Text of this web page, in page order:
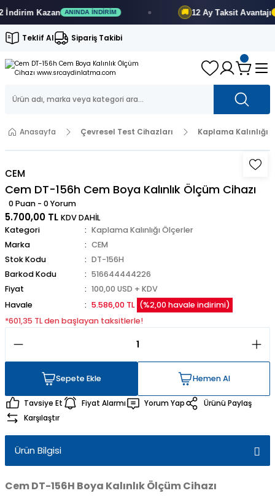
ANINDA İNDIRIM 12 Ay Taksit Avantajı FIRSATI
Teklif Al Sipariş Takibi
Anasayfa Çevresel Test Cihazları Kaplama Kalınlığı
CEM
Cem DT-156h Cem Boya Kalınlık Ölçüm Cihazı
0 Puan - 0 Yorum
5.700,00 TL KDV DAHİL
Kategori
Kaplama Kalınlığı Ölçerler
Marka
CEM
Stok Kodu
DT-156H
Barkod Kodu
516644444226
Fiyat
100,00 USD + KDV
Havale
5.586,00 TL (%2,00 havale indirimi)
*601,35 TL den başlayan taksitlerle!
Sepete Ekle
Hemen Al
Hemen Al
Tavsiye Et Fiyat Alarmı Yorum Yap
Ürünü Paylaş
Karşılaştır
Ürün Bilgisi
Cem DT-156H Boya Kalınlık Ölçüm Cihazı